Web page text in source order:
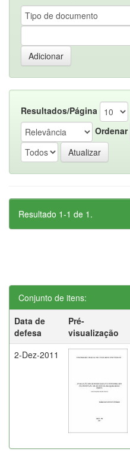
Resultados/Página
Ordenar
Resultado 1-1 de 1.
Conjunto de itens:
Data de
defesa
Pré-
visualização
2-Dez-2011